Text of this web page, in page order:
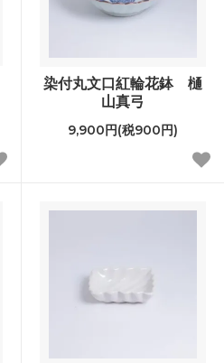
染付丸文口紅輪花鉢 樋
山真弓
9,900円(税900円)